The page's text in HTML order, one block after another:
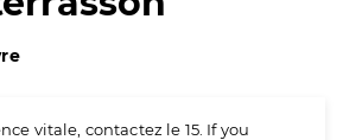
vitale, contactez le 15. If you